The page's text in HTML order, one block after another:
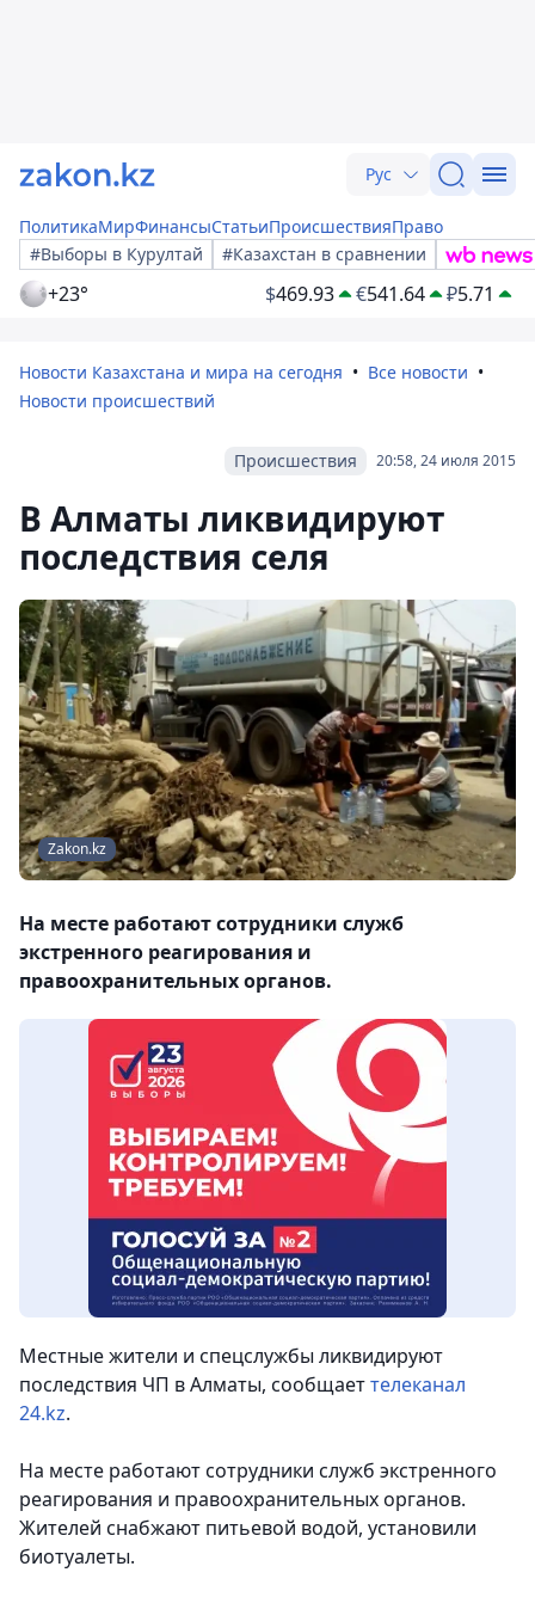
Рус
ПолитикаМирФинансыСтатьиПроисшествияПраво
#Выборы в Курултай
#Казахстан в сравнении
+23° $469.93 €541.64 ₽5.71
Новости Казахстана и мира на сегодня
Все новости
Новости происшествий
20:58, 24 июля 2015
Происшествия
В Алматы ликвидируют
последствия селя
Zakon.kz
На месте работают сотрудники служб
экстренного реагирования и
правоохранительных органов.
Местные жители и спецслужбы ликвидируют
последствия ЧП в Алматы, сообщаеттелеканал
24.kz.
На месте работают сотрудники служб экстренного
реагирования и правоохранительных органов.
Жителей снабжают питьевой водой, установили
биотуалеты.